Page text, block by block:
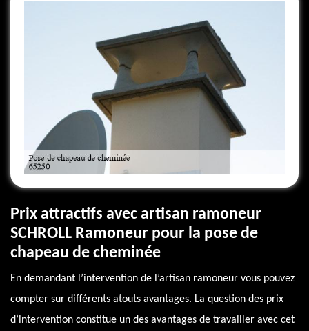
Prix attractifs avec artisan ramoneur
SCHROLL Ramoneur pour la pose de
chapeau de cheminée
En demandant l’intervention de l’artisan ramoneur vous pouvez
compter sur différents atouts avantages. La question des prix
d’intervention constitue un des avantages de travailler avec cet